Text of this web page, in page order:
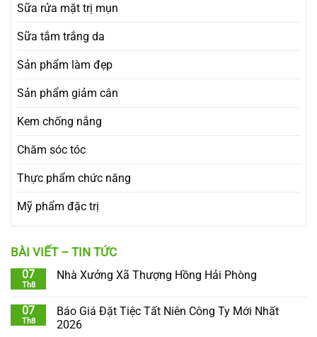
Sữa rửa mặt trị mụn
Sữa tắm trắng da
Sản phẩm làm đẹp
Sản phẩm giảm cân
Kem chống nắng
Chăm sóc tóc
Thực phẩm chức năng
Mỹ phẩm đặc trị
BÀI VIẾT – TIN TỨC
07
Th8
Nhà Xưởng Xã Thượng Hồng Hải Phòng
07
Th8
Báo Giá Đặt Tiệc Tất Niên Công Ty Mới Nhất
2026